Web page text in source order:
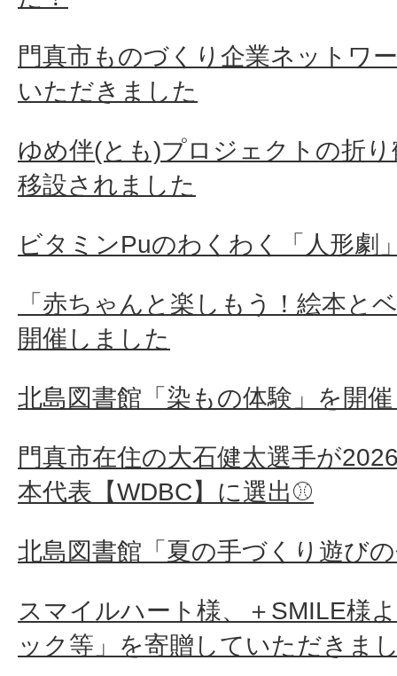
門真市ものづくり企業ネットワ
いただきました
ゆめ伴(とも)プロジェクトの折
移設されました
ビタミンPuのわくわく「人形劇
「赤ちゃんと楽しもう！絵本と
開催しました
北島図書館「染もの体験」を開
門真市在住の大石健太選手が
本代表【WDBC】に選出⚾
北島図書館「夏の手づくり遊び
スマイルハート様、＋SMILE様
ック等」を寄贈していただきま